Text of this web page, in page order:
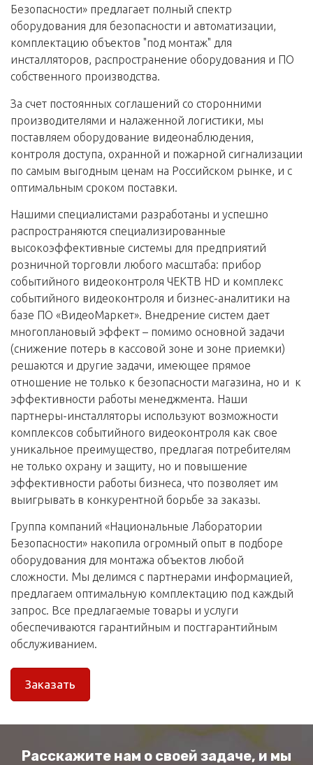
Безопасности» предлагает полный спектр
оборудования для безопасности и автоматизации,
комплектацию объектов "под монтаж" для
инсталляторов, распространение оборудования и ПО
собственного производства.
За счет постоянных соглашений со сторонними
производителями и налаженной логистики, мы
поставляем оборудование видеонаблюдения,
контроля доступа, охранной и пожарной сигнализации
по самым выгодным ценам на Российском рынке, и с
оптимальным сроком поставки.
Нашими специалистами разработаны и успешно
распространяются специализированные
высокоэффективные системы для предприятий
розничной торговли любого масштаба: прибор
событийного видеоконтроля ЧЕКТВ HD и комплекс
событийного видеоконтроля и бизнес-аналитики на
базе ПО «ВидеоМаркет». Внедрение систем дает
многоплановый эффект – помимо основной задачи
(снижение потерь в кассовой зоне и зоне приемки)
решаются и другие задачи, имеющее прямое
отношение не только к безопасности магазина, но и к
эффективности работы менеджмента. Наши
партнеры-инсталляторы используют возможности
комплексов событийного видеоконтроля как свое
уникальное преимущество, предлагая потребителям
не только охрану и защиту, но и повышение
эффективности работы бизнеса, что позволяет им
выигрывать в конкурентной борьбе за заказы.
Группа компаний «Национальные Лаборатории
Безопасности» накопила огромный опыт в подборе
оборудования для монтажа объектов любой
сложности. Мы делимся с партнерами информацией,
предлагаем оптимальную комплектацию под каждый
запрос. Все предлагаемые товары и услуги
обеспечиваются гарантийным и постгарантийным
обслуживанием.
Заказать
Расскажите нам о своей задаче, и мы